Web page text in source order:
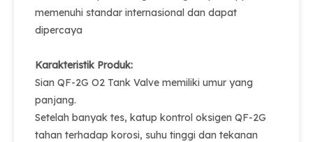
memenuhi standar internasional dan dapat
dipercaya
Karakteristik Produk:
Sian QF-2G O2 Tank Valve memiliki umur yang
panjang.
Setelah banyak tes, katup kontrol oksigen QF-2G
tahan terhadap korosi, suhu tinggi dan tekanan